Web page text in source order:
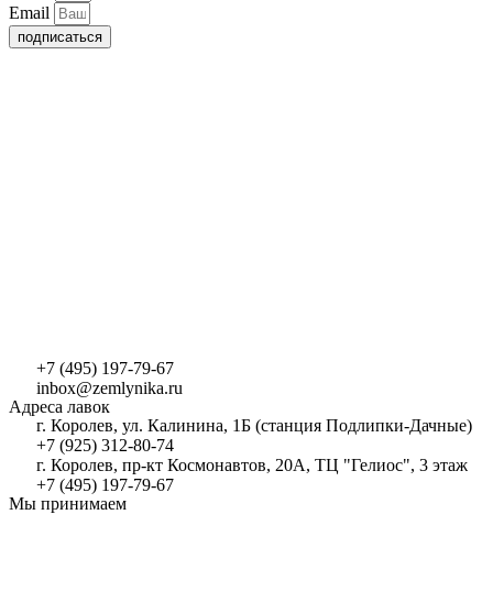
Email
подписаться
+7 (495) 197-79-67
inbox@zemlynika.ru
Адреса лавок
г. Королев, ул. Калинина, 1Б (станция Подлипки-Дачные)
+7 (925) 312-80-74
г. Королев, пр-кт Космонавтов, 20А, ТЦ "Гелиос", 3 этаж
+7 (495) 197-79-67
Мы принимаем